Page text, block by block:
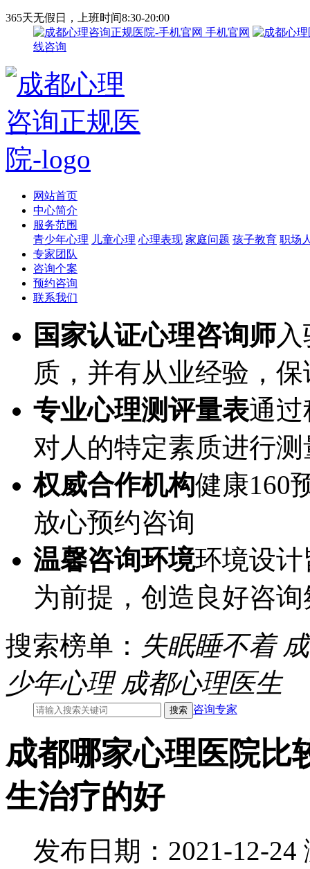
365天无假日，上班时间8:30-20:00
手机官网
线咨询
网站首页
中心简介
服务范围
青少年心理 儿童心理 心理表现 家庭问题 孩子教育 职场
专家团队
咨询个案
预约咨询
联系我们
国家认证心理咨询师
质，并有从业经验，
专业心理测评量表通
对人的特定素质进行
权威合作机构健康160
放心预约咨询
温馨咨询环境环境设
为前提，创造良好咨
搜索榜单： 失眠睡不着
少年心理 成都心理医生
咨询专家
成都哪家心理医院比
生治疗的好
发布日期：2021-12-24